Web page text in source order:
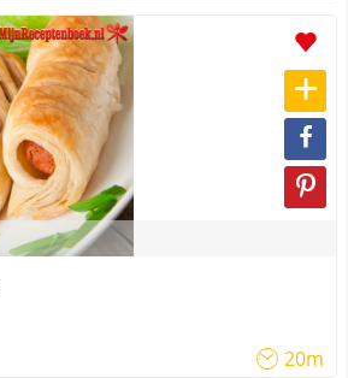
20m